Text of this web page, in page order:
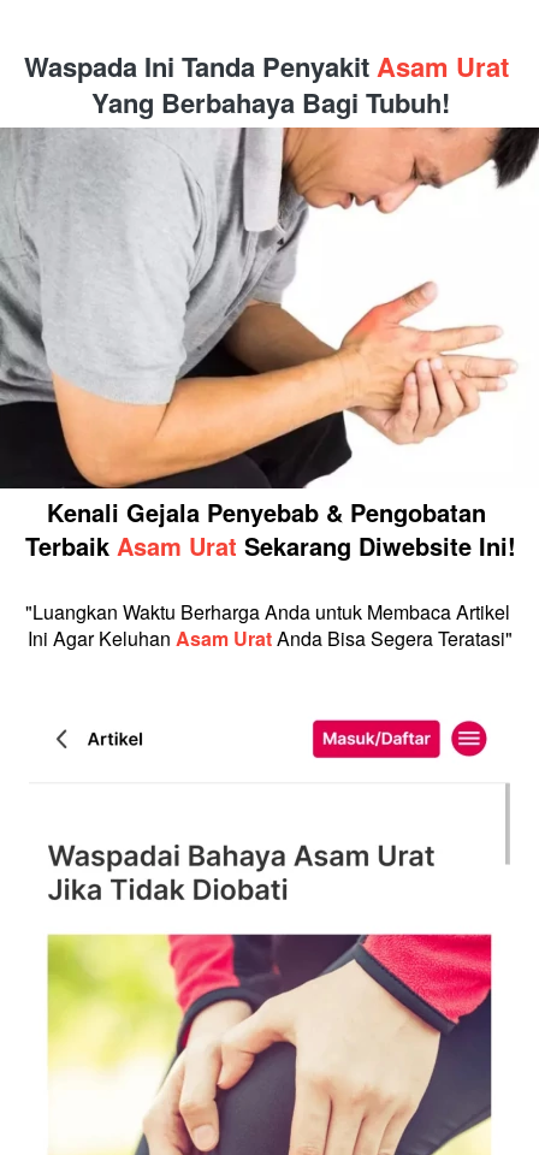
Waspada Ini Tanda Penyakit Asam Urat
Yang Berbahaya Bagi Tubuh!
Kenali Gejala Penyebab & Pengobatan
Terbaik Asam Urat Sekarang Diwebsite Ini!
"Luangkan Waktu Berharga Anda untuk Membaca Artikel
Ini Agar Keluhan Asam Urat Anda Bisa Segera Teratasi"